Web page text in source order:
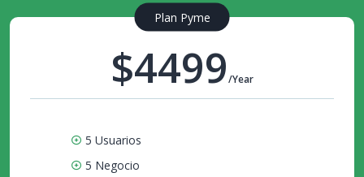
Plan Pyme
$4499/Year
5 Usuarios
5 Negocio